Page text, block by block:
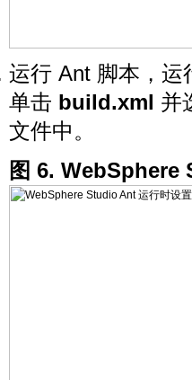
运行 Ant 脚本，运
单击 build.xml 并
文件中。
图 6. WebSphere